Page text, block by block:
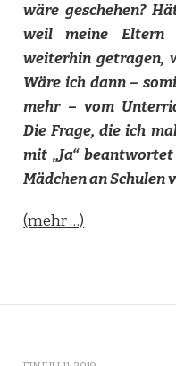
wäre geschehen?
weil meine
weiterhin getragen,
Wäre ich dann –
mehr – vom
Die Frage, die ich
mit „Ja“
Mädchen an Schulen
(mehr …)